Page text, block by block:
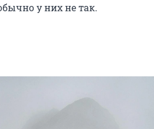
у них не так.